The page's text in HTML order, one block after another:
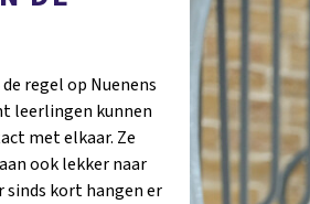
regel op Nuenens
leerlingen kunnen
met elkaar. Ze
ook lekker naar
kort hangen er